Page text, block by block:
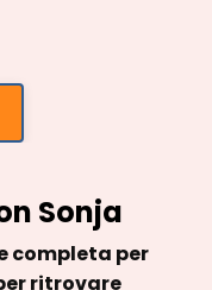
Sonja
completa per
ritrovare